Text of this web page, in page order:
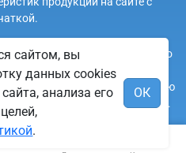
lipetsk.ru носит исключительно
характер и ни при каких
офертой. Всю дополнительную
указанным на сайте.
сайтом, вы
данных cookies
анализа его
.
ОК